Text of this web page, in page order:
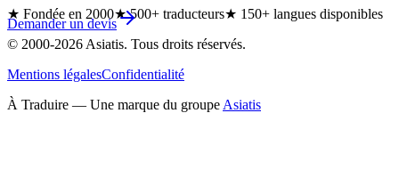
Demander un devis
★ Fondée en 2000★500+ traducteurs★ 150+ langues disponibles
© 2000-2026 Asiatis. Tous droits réservés.
Mentions légalesConfidentialité
À Traduire — Une marque du groupe Asiatis